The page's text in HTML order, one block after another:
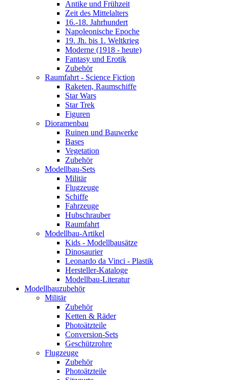
Antike und Frühzeit
Zeit des Mittelalters
16.-18. Jahrhundert
Napoleonische Epoche
19. Jh. bis 1. Weltkrieg
Moderne (1918 - heute)
Fantasy und Erotik
Zubehör
Raumfahrt - Science Fiction
Raketen, Raumschiffe
Star Wars
Star Trek
Figuren
Dioramenbau
Ruinen und Bauwerke
Bases
Vegetation
Zubehör
Modellbau-Sets
Militär
Flugzeuge
Schiffe
Fahrzeuge
Hubschrauber
Raumfahrt
Modellbau-Artikel
Kids - Modellbausätze
Dinosaurier
Leonardo da Vinci - Plastik
Hersteller-Kataloge
Modellbau-Literatur
Modellbauzubehör
Militär
Zubehör
Ketten & Räder
Photoätzteile
Conversion-Sets
Geschützrohre
Flugzeuge
Zubehör
Photoätzteile